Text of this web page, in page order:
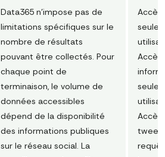
Data365 n'impose pas de
limitations spécifiques sur le
nombre de résultats
pouvant être collectés. Pour
chaque point de
terminaison, le volume de
données accessibles
dépend de la disponibilité
des informations publiques
sur le réseau social. La
Accès
Accès
Accès